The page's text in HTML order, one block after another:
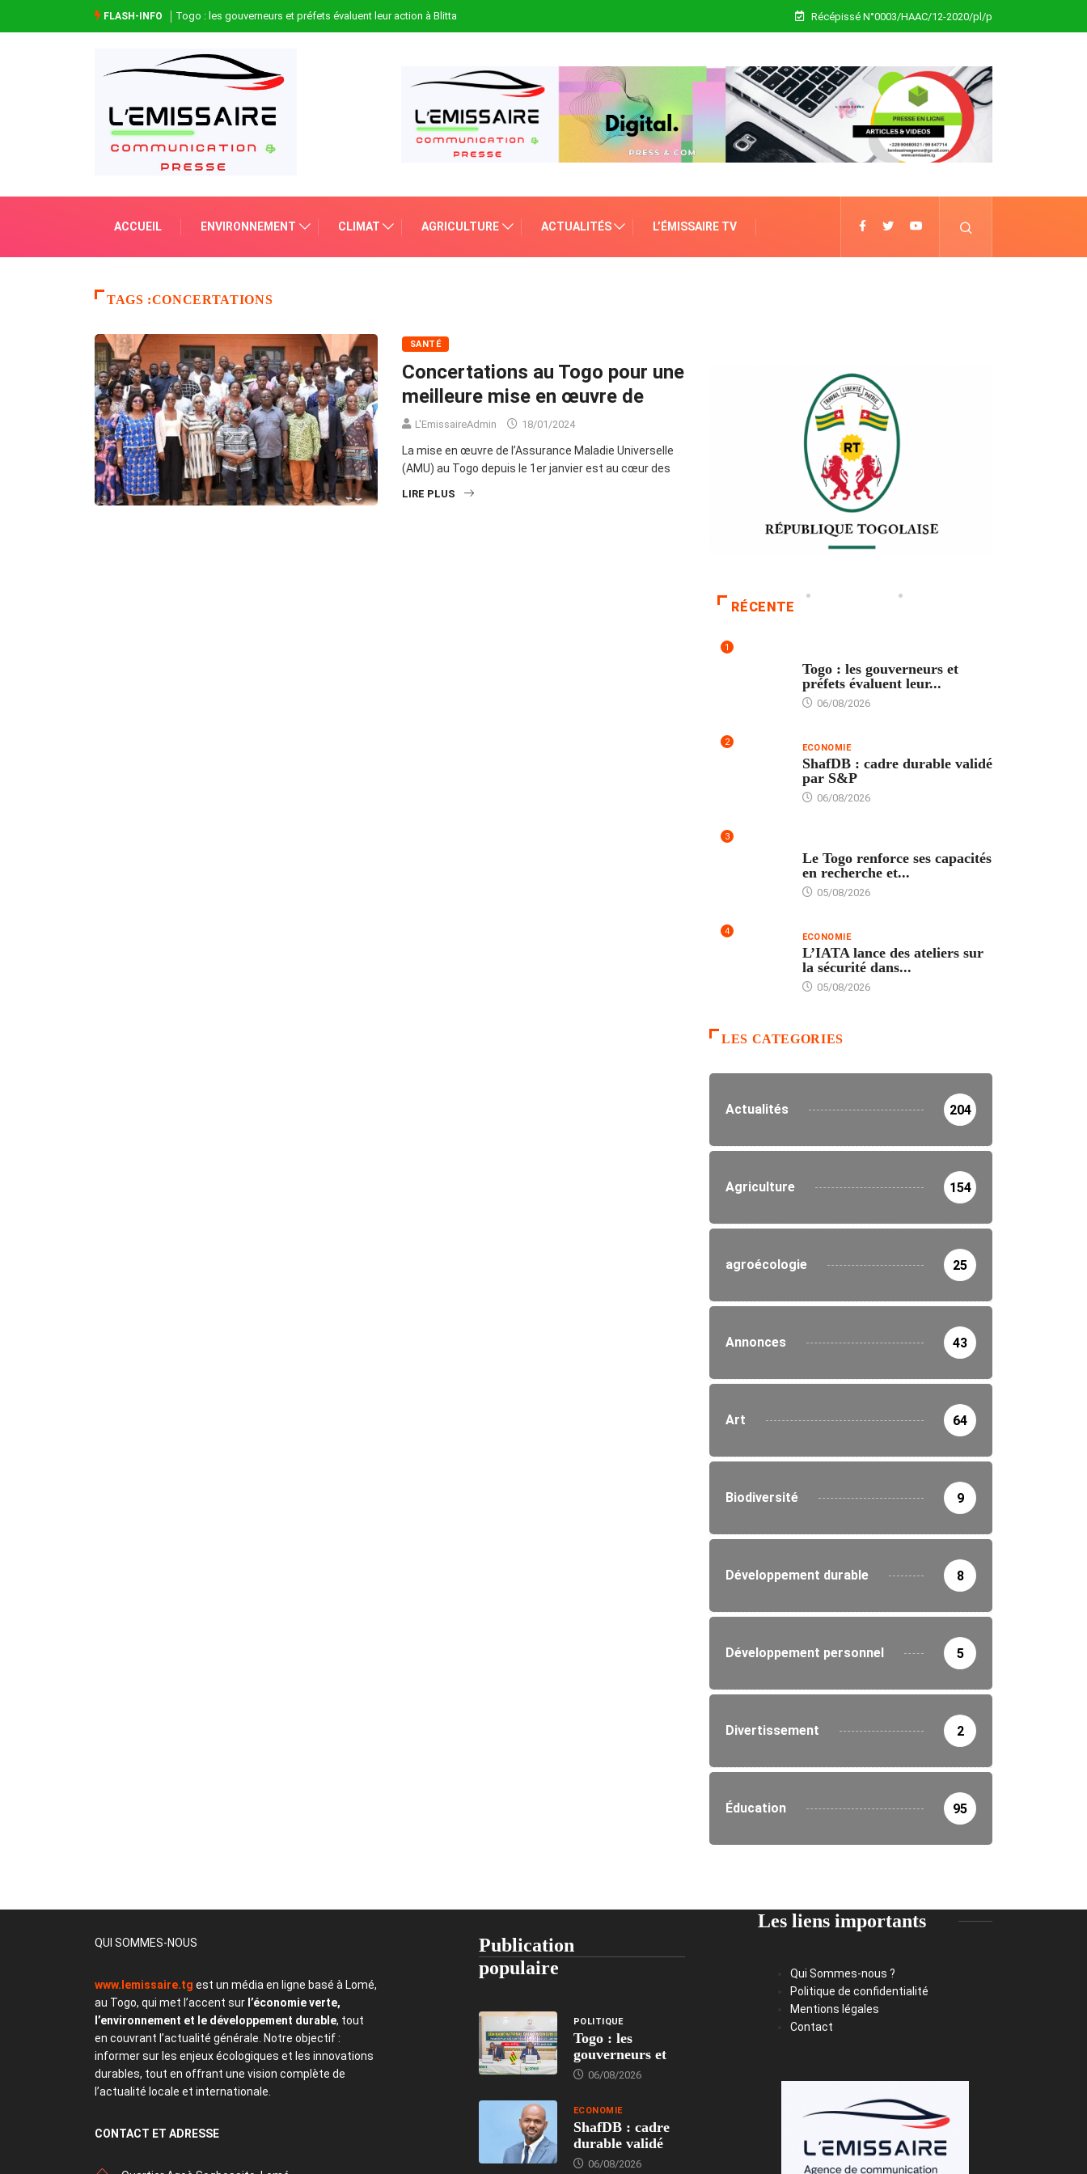
FLASH-INFO Togo : les gouverneurs et préfets évaluent leur action à Blitta Récépissé N°0003/HAAC/12-2020/pl/p
ACCUEIL ENVIRONNEMENT CLIMAT AGRICULTURE ACTUALITÉS L’ÉMISSAIRE TV
TAGS :CONCERTATIONS
SANTÉ
Concertations au Togo pour une
meilleure mise en œuvre de
L'EmissaireAdmin 18/01/2024
La mise en œuvre de l’Assurance Maladie Universelle
(AMU) au Togo depuis le 1er janvier est au cœur des
LIRE PLUS
RÉCENTE
1
Togo : les gouverneurs et
préfets évaluent leur...
06/08/2026
2 ECONOMIE
ShafDB : cadre durable validé
par S&P
06/08/2026
3
Le Togo renforce ses capacités
en recherche et...
05/08/2026
4 ECONOMIE
L’IATA lance des ateliers sur
la sécurité dans...
05/08/2026
LES CATEGORIES
Actualités 204
Agriculture 154
agroécologie 25
Annonces 43
Art 64
Biodiversité 9
Développement durable 8
Développement personnel 5
Divertissement 2
Éducation 95
QUI SOMMES-NOUS
www.lemissaire.tg est un média en ligne basé à Lomé,
au Togo, qui met l’accent sur l’économie verte,
l’environnement et le développement durable, tout
en couvrant l’actualité générale. Notre objectif :
informer sur les enjeux écologiques et les innovations
durables, tout en offrant une vision complète de
l’actualité locale et internationale.
CONTACT ET ADRESSE
Publication
populaire
POLITIQUE
Togo : les
gouverneurs et
06/08/2026
ECONOMIE
ShafDB : cadre
durable validé
06/08/2026
Les liens importants
Qui Sommes-nous ?
Politique de confidentialité
Mentions légales
Contact